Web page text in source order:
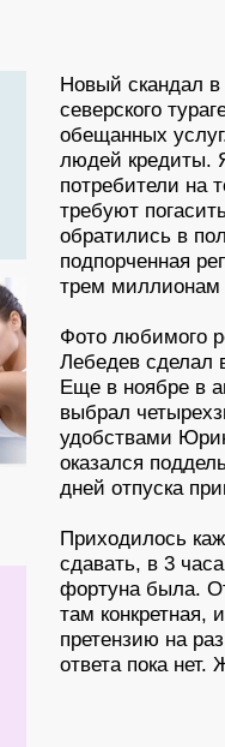
Новый скандал в
северского
обещанных
людей кредиты.
потребители на
требуют
обратились в
подпорченная
трем миллионам
Фото любимого
Лебедев сделал
Еще в ноябре в
выбрал
удобствами
оказался
дней отпуска
Приходилось
сдавать, в 3
фортуна была.
там конкретная,
претензию на
ответа пока